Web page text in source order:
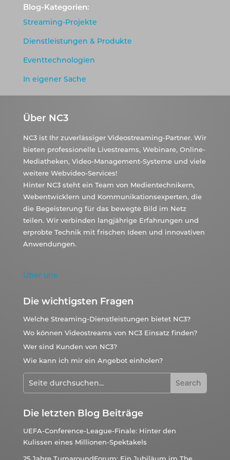
Blog-Kategorien:
Streaming-Projekte
Dienstleistungen & Produkte
Eventtechnologien
In eigener Sache
Über NC3
NC3 ist Ihr zuverlässiger Videostreaming-Partner. Wir
bieten professionelle Livestreams, Webinare, Online-
Mediatheken, Video-Management-Systeme und viele
weitere Webvideo-Services!
Hinter NC3 steht ein Team von Medientechnikern,
Webentwicklern und Kommunikationsexperten, die
die Begeisterung für das bewegte Bild im Netz
teilen. Wir verbinden langjährige Erfahrungen und
erprobte Technik mit frischen Ideen und innovativen
Anwendungen.
Über uns
Die wichtigsten Fragen
Welche Streaming-Dienstleistungen bietet NC3?
Wo können Videostreams von NC3 Einsatz finden?
Wer sind Kunden von NC3?
Wie kann ich mir ein Angebot einholen?
Die letzten Blog Beiträge
UEFA-Conference-League-Finale: Hinter den
Kulissen eines Millionen-Spektakels